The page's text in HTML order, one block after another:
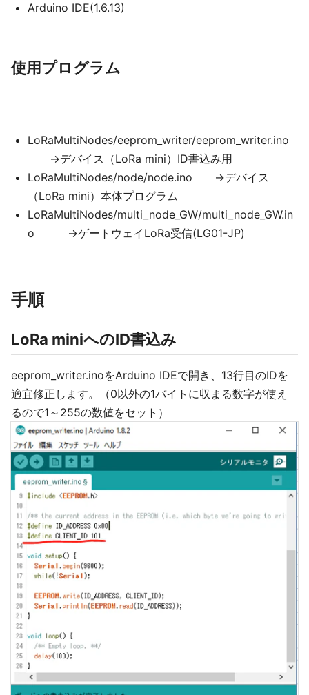
Arduino IDE(1.6.13)
使用プログラム
LoRaMultiNodes/eeprom_writer/eeprom_writer.ino
→デバイス（LoRa mini）ID書込み用
LoRaMultiNodes/node/node.ino →デバイス
（LoRa mini）本体プログラム
LoRaMultiNodes/multi_node_GW/multi_node_GW.in
o →ゲートウェイLoRa受信(LG01-JP)
手順
LoRa miniへのID書込み
eeprom_writer.inoをArduino IDEで開き、13行目のIDを
適宜修正します。（0以外の1バイトに収まる数字が使え
るので1～255の数値をセット）